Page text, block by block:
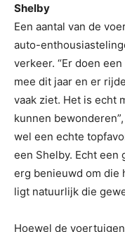
Shelby
Een aantal van de
auto-
verkeer. “Er doen
mee dit jaar en er
vaak ziet. Het is echt
kunnen
wel een echte
een Shelby. Echt een
erg benieuwd om die
ligt natuurlijk die
Hoewel de